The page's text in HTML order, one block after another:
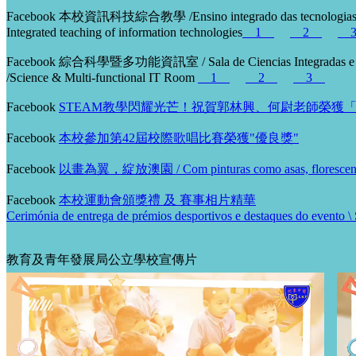
Facebook 本校資訊科技綜合教學 /Ensino integrado das
Integrated teaching of information technologies 1 2
Facebook 綜合科學暨多功能資訊室 / Sala de Ciencias Integradas
/Science & Multi-functional IT Room
1 2 3
Facebook STEAM教學閃耀光芒！祝賀郭林興、何尉老師榮獲
Facebook 本校參加第42屆校際歌唱比賽榮獲"優良獎"
Facebook 以畫為翼，綻放澳園 / Com pinturas como asas,
Facebook 本校運動會頒獎禮 及 賽事相片精華
Cerimónia de entrega de prémios desportivos e destaques do
教育及青年發展局公立學校宣傳片